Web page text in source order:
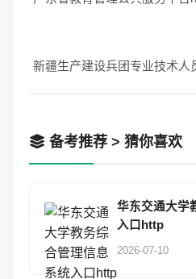
备考推荐 > 猜你喜欢
华东交通大学
入口http
2026-07-10